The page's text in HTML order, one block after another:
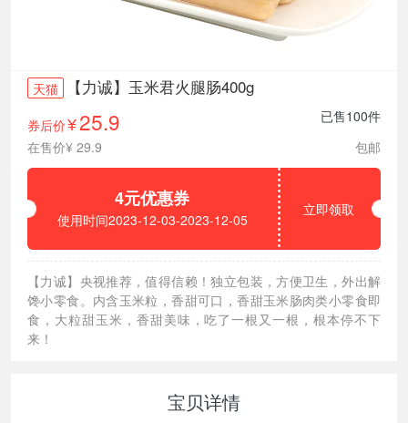
天猫 【力诚】玉米君火腿肠400g
券后价¥25.9
已售100件
在售价¥ 29.9
包邮
4元优惠券
使用时间2023-12-03-2023-12-05
立即领取
【力诚】央视推荐，值得信赖！独立包装，方便卫生，外出解
馋小零食。内含玉米粒，香甜可口，香甜玉米肠肉类小零食即
食，大粒甜玉米，香甜美味，吃了一根又一根，根本停不下
来！
宝贝详情